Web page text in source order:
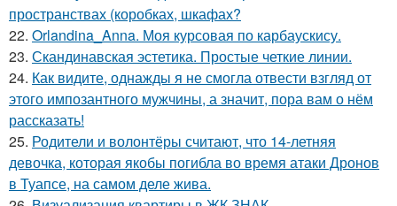
пространствах (коробках, шкафах?
22. Orlandina_Anna. Моя курсовая по карбаускису.
23. Скандинавская эстетика. Простые четкие линии.
24. Как видите, однажды я не смогла отвести взгляд от
этого импозантного мужчины, а значит, пора вам о нём
рассказать!
25. Родители и волонтёры считают, что 14-летняя
девочка, которая якобы погибла во время атаки Дронов
в Туапсе, на самом деле жива.